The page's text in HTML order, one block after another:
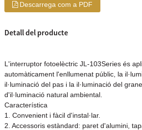
Descarrega com a PDF
Detall del producte
L'interruptor fotoelèctric JL-103Series és
automàticament l'enllumenat públic, la
il·luminació del pas i la il·luminació del
d'il·luminació natural ambiental.
Característica
1. Convenient i fàcil d'instal·lar.
2. Accessoris estàndard: paret d'alumini,